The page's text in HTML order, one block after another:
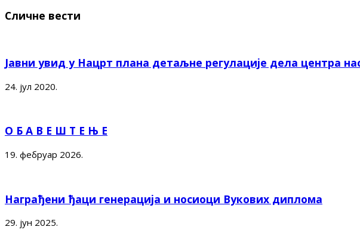
Сличне вести
Јавни увид у Нацрт плана детаљне регулације дела центра
24. јул 2020.
О Б А В Е Ш Т Е Њ Е
19. фебруар 2026.
Награђени ђаци генерација и носиоци Вукових диплома
29. јун 2025.